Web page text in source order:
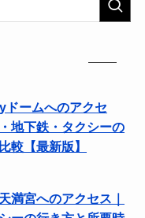
ドームへのアクセ
地下鉄・タクシーの
較【最新版】
満宮へのアクセス｜